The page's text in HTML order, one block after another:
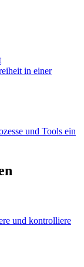
in einer
und Tools ein
und kontrolliere